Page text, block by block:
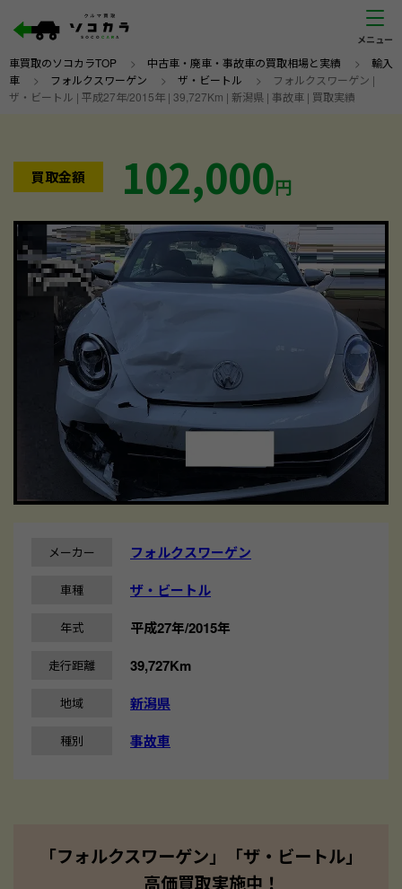
車買取のソコカラTOP > 中古車・廃車・事故車の買取相場と実績 > 輸入
車 > フォルクスワーゲン > ザ・ビートル >
フォルクスワーゲン |
ザ・ビートル | 平成27年/2015年 | 39,727Km | 新潟県 | 事故車 | 買取実績
買取金額 102,000円
メーカー フォルクスワーゲン
車種 ザ・ビートル
年式 平成27年/2015年
走行距離 39,727Km
地域 新潟県
種別 事故車
「フォルクスワーゲン」「ザ・ビートル」
高価買取実施中！